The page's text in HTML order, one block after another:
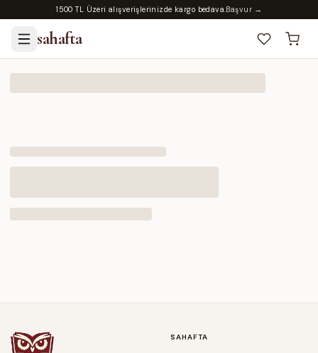
1500 TL Üzeri alışverişlerinizde kargo bedava.Başvur →
sahafta
SAHAFTA